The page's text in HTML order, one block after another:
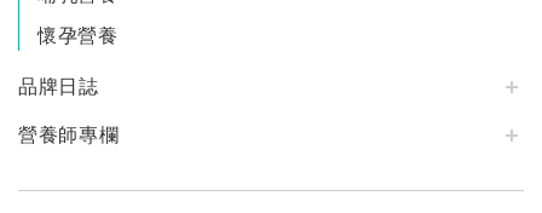
懷孕營養
品牌日誌
營養師專欄